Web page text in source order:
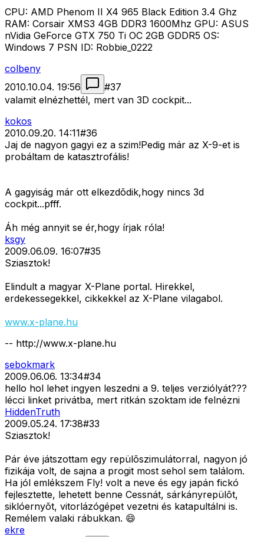
CPU: AMD Phenom II X4 965 Black Edition 3.4 Ghz
RAM: Corsair XMS3 4GB DDR3 1600Mhz GPU: ASUS
nVidia GeForce GTX 750 Ti OC 2GB GDDR5 OS:
Windows 7 PSN ID: Robbie_0222
colbeny
2010.10.04. 19:56
#37
valamit elnézhettél, mert van 3D cockpit...
kokos
2010.09.20. 14:11#36
Jaj de nagyon gagyi ez a szim!Pedig már az X-9-et is
probáltam de katasztrofális!
A gagyiság már ott elkezdõdik,hogy nincs 3d
cockpit...pfff.
Áh még annyit se ér,hogy írjak róla!
ksgy
2009.06.09. 16:07#35
Sziasztok!
Elindult a magyar X-Plane portal. Hirekkel,
erdekessegekkel, cikkekkel az X-Plane vilagabol.
www.x-plane.hu
-- http://www.x-plane.hu
sebokmark
2009.06.06. 13:34#34
hello hol lehet ingyen leszedni a 9. teljes verziólyát???
lécci linket privátba, mert ritkán szoktam ide felnézni
HiddenTruth
2009.05.24. 17:38#33
Sziasztok!
Pár éve játszottam egy repülõszimulátorral, nagyon jó
fizikája volt, de sajna a progit most sehol sem találom.
Ha jól emlékszem Fly! volt a neve és egy japán fickó
fejlesztette, lehetett benne Cessnát, sárkányrepülõt,
siklóernyõt, vitorlázógépet vezetni és katapultálni is.
Remélem valaki rábukkan. 😄
ekre